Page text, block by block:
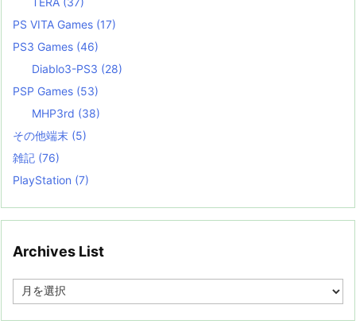
PS VITA Games (17)
PS3 Games (46)
Diablo3-PS3 (28)
PSP Games (53)
MHP3rd (38)
その他端末 (5)
雑記 (76)
PlayStation (7)
Archives List